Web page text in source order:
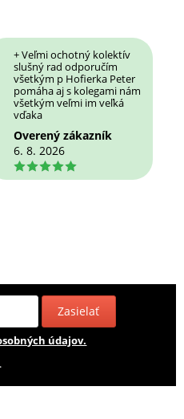
+ Veľmi ochotný kolektív
slušný rad odporučím
všetkým p Hofierka Peter
pomáha aj s kolegami nám
všetkým veľmi im veľká
vďaka
Overený zákazník
6. 8. 2026
5
Zasielať
údajov.